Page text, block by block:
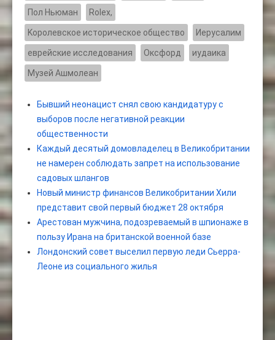
Пол Ньюман Rolex,
Kоролевское историческое общество Иерусалим
еврейские исследования Оксфорд иудаика
Музей Ашмолеан
Бывший неонацист снял свою кандидатуру с
выборов после негативной реакции
общественности
Каждый десятый домовладелец в Великобритании
не намерен соблюдать запрет на использование
садовых шлангов
Новый министр финансов Великобритании Хили
представит свой первый бюджет 28 октября
Арестован мужчина, подозреваемый в шпионаже в
пользу Ирана на британской военной базе
Лондонский совет выселил первую леди Сьерра-
Леоне из социального жилья